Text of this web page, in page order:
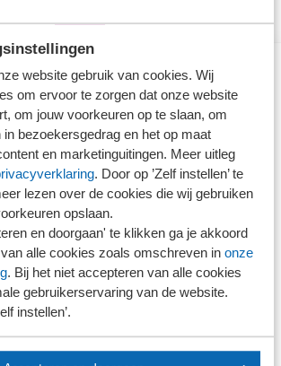
website gebruik van cookies. Wij
om ervoor te zorgen dat onze website
om jouw voorkeuren op te slaan, om
in bezoekersgedrag en het op maat
en marketinguitingen. Meer uitleg
. Door op ’Zelf instellen’ te
lezen over de cookies die wij gebruiken
opslaan.
en doorgaan' te klikken ga je akkoord
alle cookies zoals omschreven in onze
. Bij het niet accepteren van alle cookies
gebruikerservaring van de website.
instellen’.
vraag